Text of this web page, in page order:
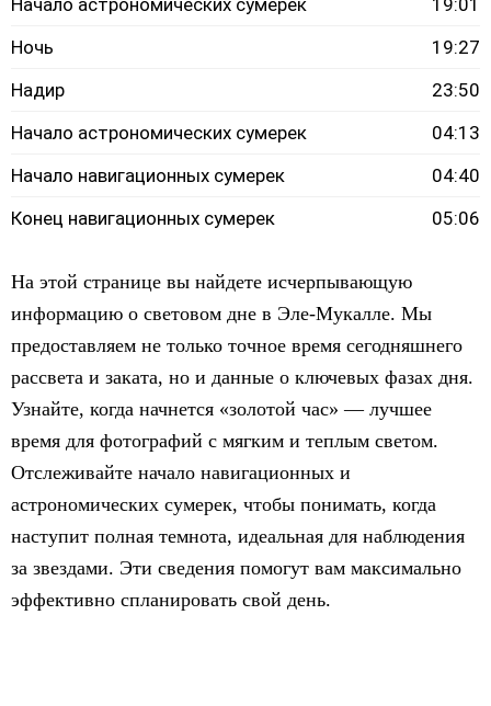
Начало астрономических сумерек
19:01
Ночь
19:27
Надир
23:50
Начало астрономических сумерек
04:13
Начало навигационных сумерек
04:40
Конец навигационных сумерек
05:06
На этой странице вы найдете исчерпывающую
информацию о световом дне в Эле-Мукалле. Мы
предоставляем не только точное время сегодняшнего
рассвета и заката, но и данные о ключевых фазах дня.
Узнайте, когда начнется «золотой час» — лучшее
время для фотографий с мягким и теплым светом.
Отслеживайте начало навигационных и
астрономических сумерек, чтобы понимать, когда
наступит полная темнота, идеальная для наблюдения
за звездами. Эти сведения помогут вам максимально
эффективно спланировать свой день.